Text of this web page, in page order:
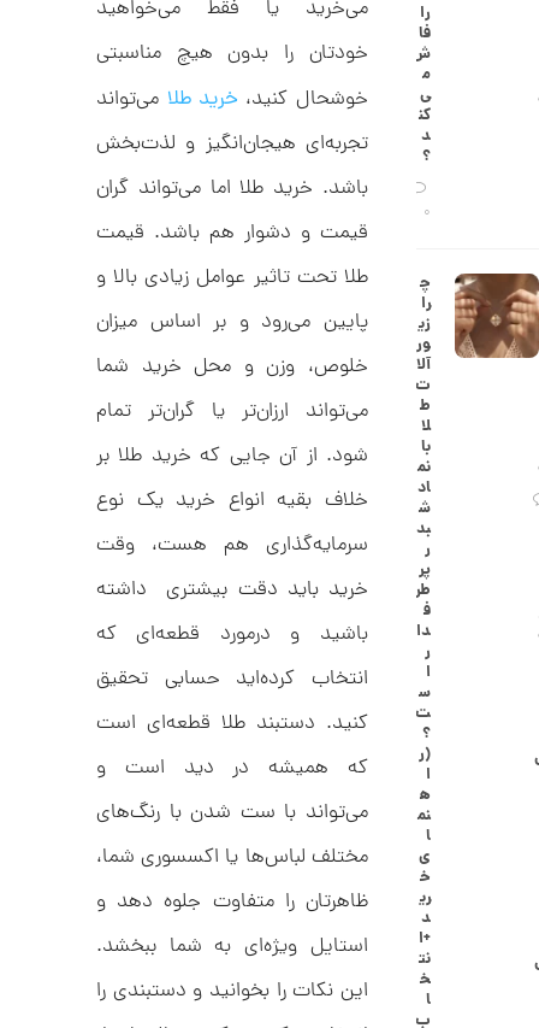
می‌خرید یا فقط می‌خواهید
خودتان را بدون هیچ مناسبتی
خوشحال کنید، خرید طلا می‌تواند
تجربه‌ای هیجان‌انگیز و لذت‌بخش
باشد. خرید طلا اما می‌تواند گران‌
قیمت و دشوار هم باشد. قیمت
طلا تحت تاثیر عوامل زیادی بالا و
پایین می‌رود و بر اساس میزان
خلوص، وزن و محل خرید شما
می‌تواند ارزان‌تر یا گران‌تر تمام
شود. از آن جایی که خرید طلا بر
خلاف بقیه انواع خرید یک نوع
سرمایه‌گذاری هم هست، وقت
خرید باید دقت بیشتری داشته
باشید و درمورد قطعه‌ای که
انتخاب کرده‌اید حسابی تحقیق
کنید. دستبند طلا قطعه‌ای است
که همیشه در دید است و
می‌تواند با ست شدن با رنگ‌های
مختلف لباس‌ها یا اکسسوری شما،
ظاهرتان را متفاوت جلوه دهد و
استایل ویژه‌ای به شما ببخشد.
این نکات را بخوانید و دستبندی را
را
فا
ش
م
ی‌
کن
د
؟
0
چ
را
زی
ور
آلا
ت
ط
لا
با
نم
اد
ش
بد
ر
پر
طر
ف
دا
ر
ا
س
ت
؟
(ر
ا
ه
نم
ا
ی
خ
ری
د
+ا
نت
خ
ا
ب
ا
ا
ز
ک
ل
ش
م
ا
ل
ک
د
C
R
8
9
0
0
5
1
,
0
0
و
م
ا
ن
ا
ن
ش
ت
ر
ط
ز
ک
ا
ل
ک
ش
ی
ن
ی
م
ا
ل
ر
2
6
2
3
1
,
0
0
0
ت
و
م